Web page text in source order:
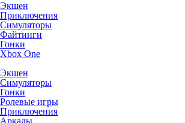
Экшен
Приключения
Симуляторы
Файтинги
Гонки
Xbox One
Экшен
Симуляторы
Гонки
Ролевые игры
Приключения
Аркады